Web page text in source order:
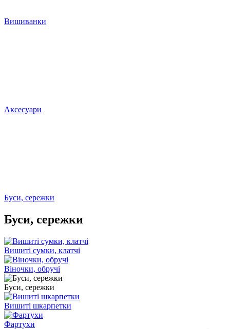
Вишиванки
Аксесуари
Буси, сережки
Буси, сережки
Вишиті сумки, клатчі
Віночки, обручі
Буси, сережки
Вишиті шкарпетки
Фартухи